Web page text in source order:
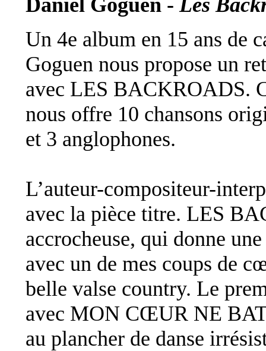
Daniel Goguen -Les
Un 4e album en 15 ans de
Goguen nous propose un
avec LES BACKROADS.
nous offre 10 chansons
et 3 anglophones.
L’auteur-compositeur-
avec la pièce titre. LES
accrocheuse, qui donne
avec un de mes coups de
belle valse country. Le
avec MON CŒUR NE
au plancher de danse